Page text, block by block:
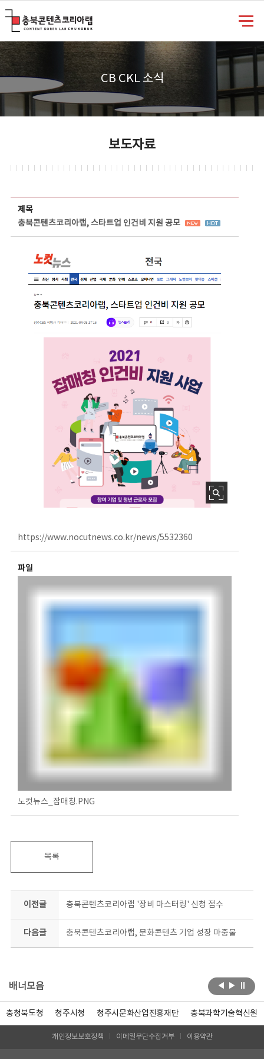
CB CKL 소식
보도자료
제목
충북콘텐츠코리아랩, 스타트업 인건비 지원 공모
https://www.nocutnews.co.kr/news/5532360
파일
노컷뉴스_잡매칭.PNG
목록
이전글 충북콘텐츠코리아랩 '장비 마스터링' 신청 접수
다음글 충북콘텐츠코리아랩, 문화콘텐츠 기업 성장 마중물
배너모음
충청북도청 청주시청 청주시문화산업진흥재단 충북과학기술혁신원
개인정보보호정책 이메일무단수집거부 이용약관